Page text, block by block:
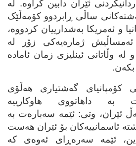
ئێران دابین کراوه‌. له‌
ساڵی ڕابردوو کۆمه‌ڵێک
و ئه‌مریکا به‌شدارییان کردووه‌،
ژماره‌یه‌کی زۆر له‌
له‌ وڵاتانی ئینلیزی زمان ئاماده‌
بکه‌ن.
کۆمپانیای گه‌شتیاری هه‌ڵۆی
به‌ داهاتووی هاوکارییه‌
ئێران، وتی: ئێمه‌ سه‌باره‌ت به‌
ئاسمانییه‌کان بۆ ئێران هه‌ست
ئێمه‌ سه‌ره‌ڕای ئه‌وه‌ی که‌